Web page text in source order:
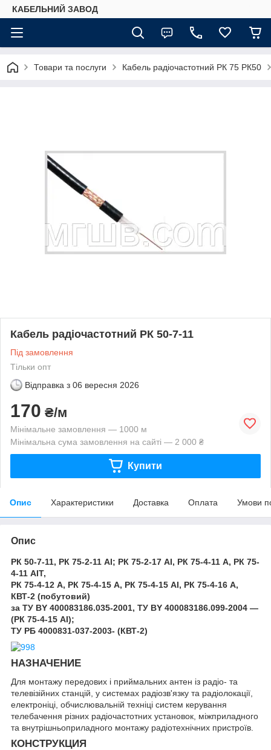
КАБЕЛЬНИЙ ЗАВОД
Товари та послуги Кабель радіочастотний РК 75 РК50
Кабель радіочастотний РК 50-7-11
Під замовлення
Тільки опт
Відправка з 06 вересня 2026
170 ₴/м
Мінімальне замовлення — 1000 м
Мінімальна сума замовлення на сайті — 2 000 ₴
Купити
Опис Характеристики Доставка Оплата Умови
Опис
РК 50-7-11, РК 75-2-11 АІ; РК 75-2-17 АІ, РК 75-4-11 А, РК 75-
4-11 АІТ,
РК 75-4-12 А, РК 75-4-15 А, РК 75-4-15 АІ, РК 75-4-16 А,
КВТ-2 (побутовий)
за ТУ BY 400083186.035-2001, ТУ BY 400083186.099-2004 —
(РК 75-4-15 АІ);
ТУ РБ 4000831-037-2003- (КВТ-2)
НАЗНАЧЕНИЕ
Для монтажу передових і приймальних антен із радіо- та
телевізійних станцій, у системах радіозв'язку та радіолокації,
електроніці, обчислювальній техніці систем керування
телебачення різних радіочастотних установок, міжприладного
та внутрішньоприладного монтажу радіотехнічних пристроїв.
КОНСТРУКЦИЯ